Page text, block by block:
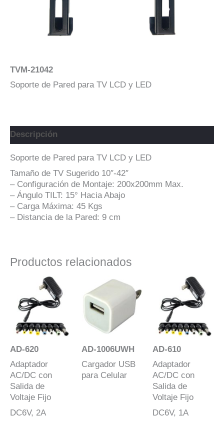
TVM-21042
Soporte de Pared para TV LCD y LED
Descripción
Soporte de Pared para TV LCD y LED
Tamaño de TV Sugerido 10″-42″
– Configuración de Montaje: 200x200mm Max.
– Ángulo TILT: 15° Hacia Abajo
– Carga Máxima: 45 Kgs
– Distancia de la Pared: 9 cm
Productos relacionados
AD-620
Adaptador
AC/DC con
Salida de
Voltaje Fijo
DC6V, 2A
AD-1006UWH
Cargador USB
para Celular
AD-610
Adaptador
AC/DC con
Salida de
Voltaje Fijo
DC6V, 1A